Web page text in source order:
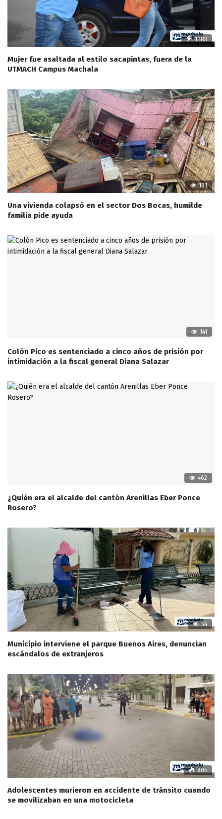
1,183
Mujer fue asaltada al estilo sacapintas, fuera de la
UTMACH Campus Machala
181
Una vivienda colapsó en el sector Dos Bocas, humilde
familia pide ayuda
141
Colón Pico es sentenciado a cinco años de prisión por
intimidación a la fiscal general Diana Salazar
462
¿Quién era el alcalde del cantón Arenillas Eber Ponce
Rosero?
54
Municipio interviene el parque Buenos Aires, denuncian
escándalos de extranjeros
805
Adolescentes murieron en accidente de tránsito cuando
se movilizaban en una motocicleta